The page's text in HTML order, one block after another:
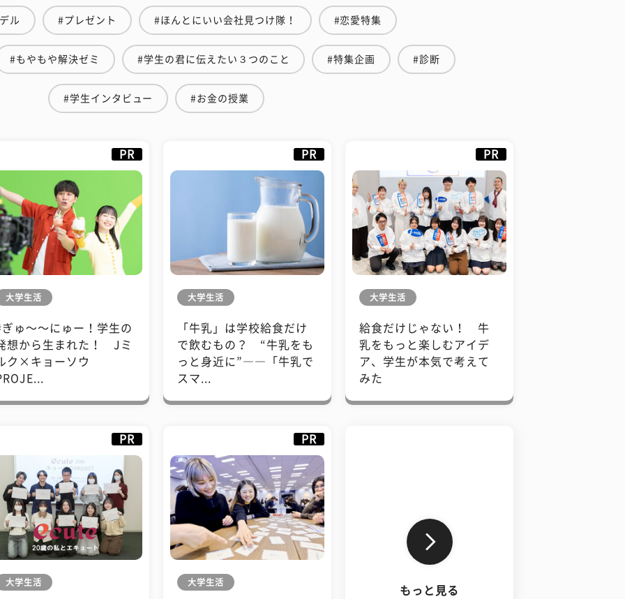
ル #プレゼント #ほんとにいい会社見つけ隊！ #恋愛特集
#もやもや解決ゼミ #学生の君に伝えたい３つのこと #特集企画 #診断
#学生インタビュー #お金の授業
PR
大学生活
ぎゅ〜〜にゅー！学生の
想から生まれた！ Jミ
ク×キョーソウ
PR
大学生活
「牛乳」は学校給食だけ
で飲むもの？ “牛乳をも
っと身近に”――「牛乳で
スマ...
PR
大学生活
給食だけじゃない！ 牛
乳をもっと楽しむアイデ
ア、学生が本気で考えて
みた
PR
大学生活
PR
大学生活
もっと見る